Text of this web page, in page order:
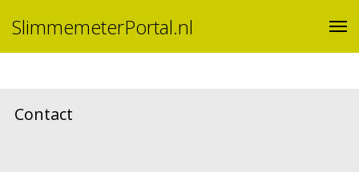
SlimmemeterPortal.nl
Contact